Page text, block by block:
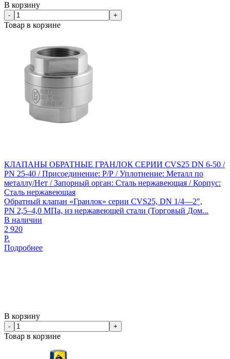
В корзину
- +
Товар в корзине
КЛАПАНЫ ОБРАТНЫЕ ГРАНЛОК СЕРИИ CVS25 DN 6-50 /
PN 25-40 / Присоединение: Р/Р / Уплотнение: Металл по
металлу/Нет / Запорный орган: Сталь нержавеющая / Корпус:
Сталь нержавеющая
Обратный клапан «Гранлок» серии CVS25, DN 1/4—2″,
PN 2,5–4,0 МПа, из нержавеющей стали (Торговый Дом...
В наличии
2 920
Р.
Подробнее
В корзину
- +
Товар в корзине